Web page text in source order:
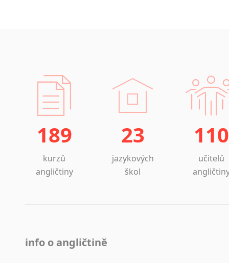
189
kurzů
angličtiny
23
jazykových
škol
110
učitelů
info o angličtině